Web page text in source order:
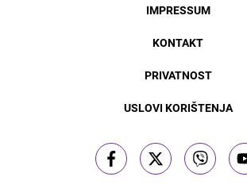
IMPRESSUM
KONTAKT
PRIVATNOST
USLOVI KORIŠTENJA